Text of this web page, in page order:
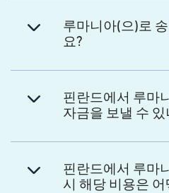
루마니아(으)로
요?
핀란드에서 루마
자금을 보낼 수 있
핀란드에서 루마
시 해당 비용은